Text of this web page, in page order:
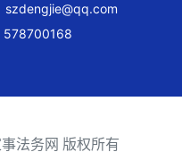
szdengjie@qq.com
578700168
法务网 版权所有